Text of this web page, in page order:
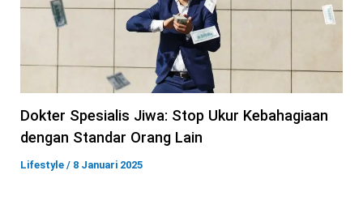
Dokter Spesialis Jiwa: Stop Ukur Kebahagiaan
dengan Standar Orang Lain
Lifestyle / 8 Januari 2025